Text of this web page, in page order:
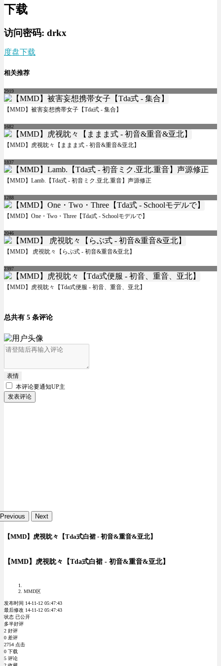
下载
访问密码: drkx
度盘下载
相关推荐
2919
【MMD】被害妄想携帯女子【Tda式 - 集合】
1682
【MMD】虎视眈々【ままま式 - 初音&重音&亚北】
1837
【MMD】Lamb.【Tda式 - 初音ミク.亚北.重音】声源修正
1288
【MMD】One・Two・Three【Tda式 - Schoolモデルで】
2046
【MMD】 虎視眈々【らぶ式 - 初音&重音&亚北】
2397
【MMD】虎視眈々【Tda式便服 - 初音、重音、亚北】
总共有 5 条评论
表情
本评论要通知UP主
发表评论
Previous Next
【MMD】虎視眈々【Tda式白裙 - 初音&重音&亚北】
【MMD】虎視眈々【Tda式白裙 - 初音&重音&亚北】
MMD区
发布时间 14-11-12 05:47:43
最后修改 14-11-12 05:47:43
状态 已公开
多半好评
2 好评
0 差评
2754 点击
0 下载
5 评论